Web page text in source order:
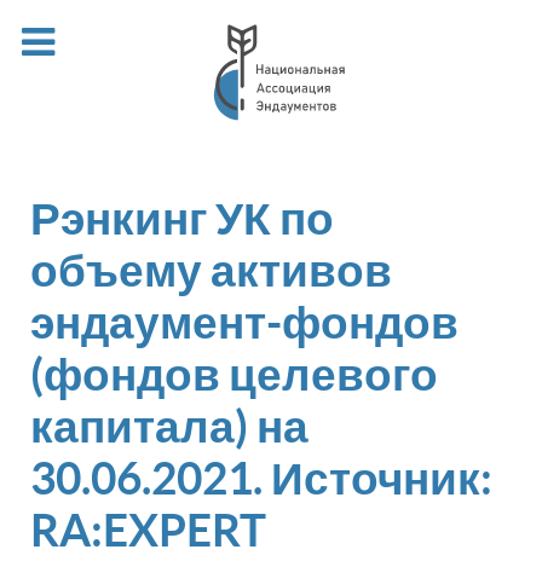
Рэнкинг УК по
объему активов
эндаумент-фондов
(фондов целевого
капитала) на
30.06.2021. Источник:
RA:EXPERT